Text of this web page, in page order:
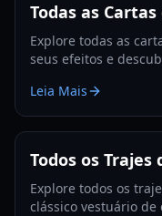
Todas as
Explore todas as
seus efeitos e
Leia Mais
Todos os
Explore todos os
clássico vestuário de